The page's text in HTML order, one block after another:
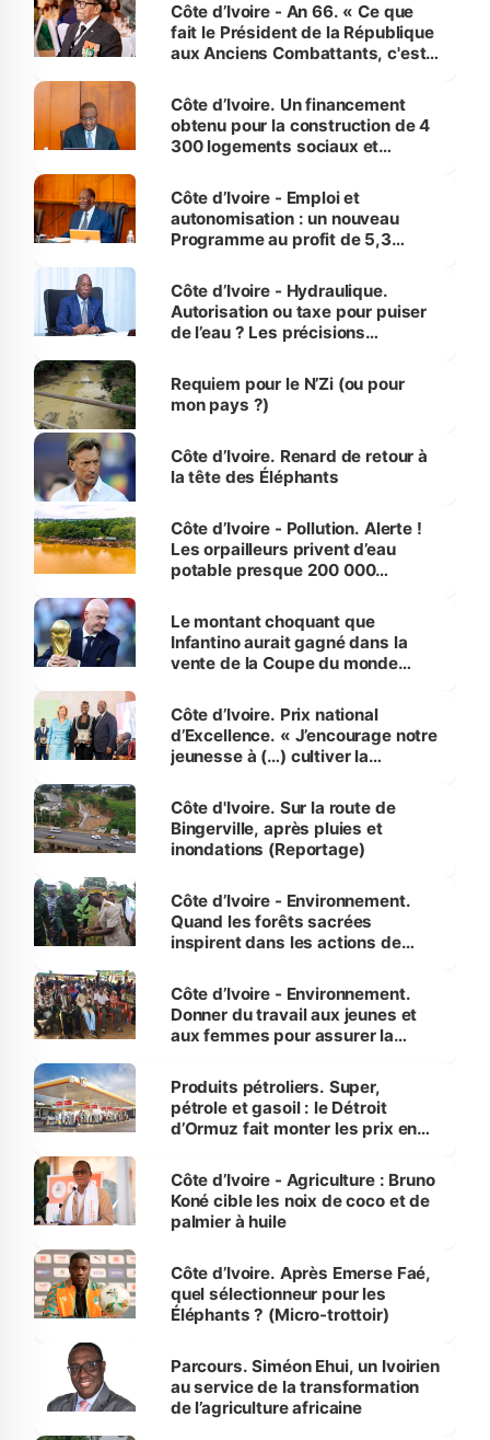
Côte d’Ivoire - An 66. « Ce que
fait le Président de la République
aux Anciens Combattants, c'est
Côte d’Ivoire. Un financement
obtenu pour la construction de 4
300 logements sociaux et
et Yamoussoukro
Côte d’Ivoire - Emploi et
autonomisation : un nouveau
Programme au profit de 5,3
Côte d’Ivoire - Hydraulique.
Autorisation ou taxe pour puiser
de l’eau ? Les précisions
Requiem pour le N’Zi (ou pour
mon pays ?)
Côte d’Ivoire. Renard de retour à
la tête des Éléphants
Côte d’Ivoire - Pollution. Alerte !
Les orpailleurs privent d’eau
potable presque 200 000
Le montant choquant que
Infantino aurait gagné dans la
vente de la Coupe du monde
Côte d’Ivoire. Prix national
d’Excellence. « J’encourage notre
jeunesse à (…) cultiver la
(Alassane Ouattara
Côte d'Ivoire. Sur la route de
Bingerville, après pluies et
inondations (Reportage)
Côte d’Ivoire - Environnement.
Quand les forêts sacrées
inspirent dans les actions de
Côte d’Ivoire - Environnement.
Donner du travail aux jeunes et
aux femmes pour assurer la
menacées
Produits pétroliers. Super,
pétrole et gasoil : le Détroit
d’Ormuz fait monter les prix en
Côte d’Ivoire - Agriculture : Bruno
Koné cible les noix de coco et de
palmier à huile
Côte d’Ivoire. Après Emerse Faé,
quel sélectionneur pour les
Éléphants ? (Micro-trottoir)
Parcours. Siméon Ehui, un Ivoirien
au service de la transformation
de l’agriculture africaine